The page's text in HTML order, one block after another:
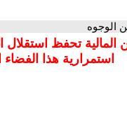
الوجوه
المالية تحفظ
استمرارية هذا الفضاء